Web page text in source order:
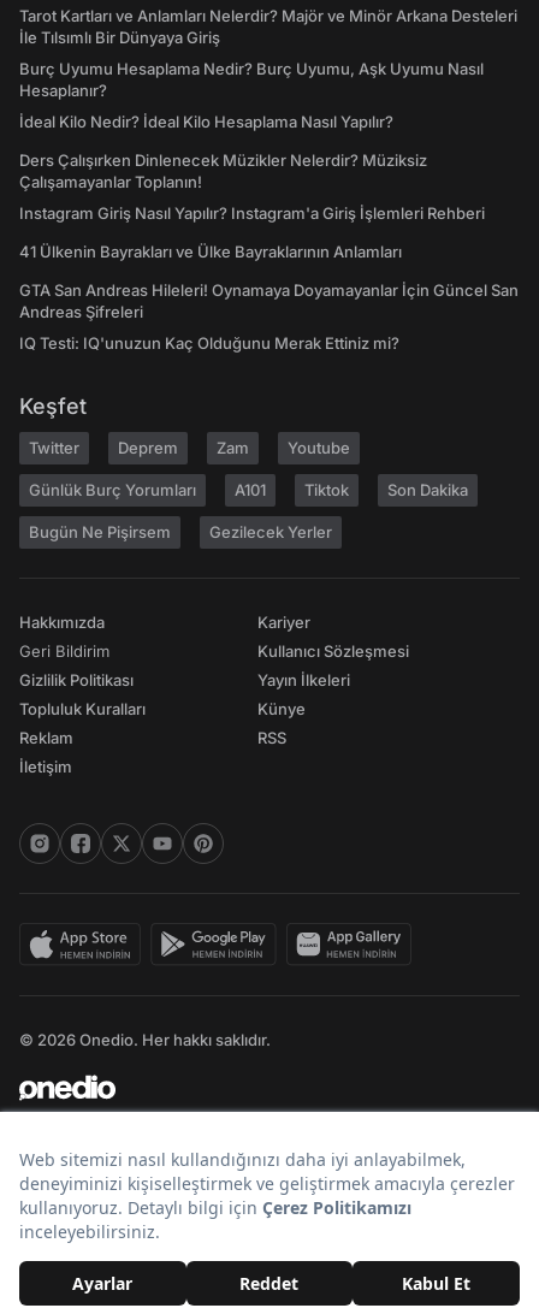
Tarot Kartları ve Anlamları Nelerdir? Majör ve Minör Arkana Desteleri
İle Tılsımlı Bir Dünyaya Giriş
Burç Uyumu Hesaplama Nedir? Burç Uyumu, Aşk Uyumu Nasıl
Hesaplanır?
İdeal Kilo Nedir? İdeal Kilo Hesaplama Nasıl Yapılır?
Ders Çalışırken Dinlenecek Müzikler Nelerdir? Müziksiz
Çalışamayanlar Toplanın!
Instagram Giriş Nasıl Yapılır? Instagram'a Giriş İşlemleri Rehberi
41 Ülkenin Bayrakları ve Ülke Bayraklarının Anlamları
GTA San Andreas Hileleri! Oynamaya Doyamayanlar İçin Güncel San
Andreas Şifreleri
IQ Testi: IQ'unuzun Kaç Olduğunu Merak Ettiniz mi?
Keşfet
Twitter Deprem Zam Youtube
Günlük Burç Yorumları A101 Tiktok Son Dakika
Bugün Ne Pişirsem Gezilecek Yerler
Hakkımızda
Geri Bildirim
Gizlilik Politikası
Topluluk Kuralları
Reklam
İletişim
Kariyer
Kullanıcı Sözleşmesi
Yayın İlkeleri
Künye
RSS
© 2026 Onedio. Her hakkı saklıdır.
Bir markasıdır.